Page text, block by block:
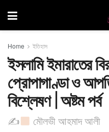
Home ইতিহাস
ইসলামি ইমারাতের
প্রোপাগাণ্ডা ও
বিশ্লেষণ | অষ্টম পর্ব
✍ মৌলভী আহমাদ আলী